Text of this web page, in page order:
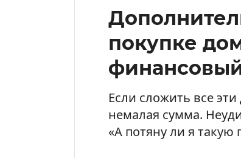
покупке
Если сложить все
немалая сумма.
«А потяну ли я такую